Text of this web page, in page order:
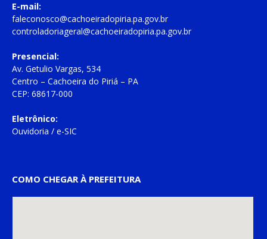
E-mail:
faleconosco@cachoeiradopiria.pa.gov.br
controladoriageral@cachoeiradopiria.pa.gov.br
Presencial:
Av. Getulio Vargas, 534
Centro – Cachoeira do Piriá – PA
CEP: 68617-000
Eletrônico:
Ouvidoria / e-SIC
COMO CHEGAR À PREFEITURA